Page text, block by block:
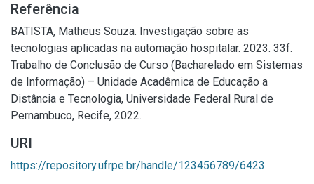
Referência
BATISTA, Matheus Souza. Investigação sobre as
tecnologias aplicadas na automação hospitalar. 2023. 33f.
Trabalho de Conclusão de Curso (Bacharelado em Sistemas
de Informação) – Unidade Acadêmica de Educação a
Distância e Tecnologia, Universidade Federal Rural de
Pernambuco, Recife, 2022.
URI
https://repository.ufrpe.br/handle/123456789/6423